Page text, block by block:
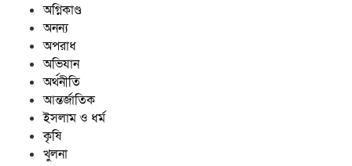
অগ্নিকাণ্ড
অনন্য
অপরাধ
অভিযান
অর্থনীতি
আন্তর্জাতিক
ইসলাম ও ধর্ম
কৃষি
খুলনা